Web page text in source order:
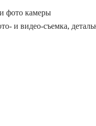
фото камеры
и видео-съемка,